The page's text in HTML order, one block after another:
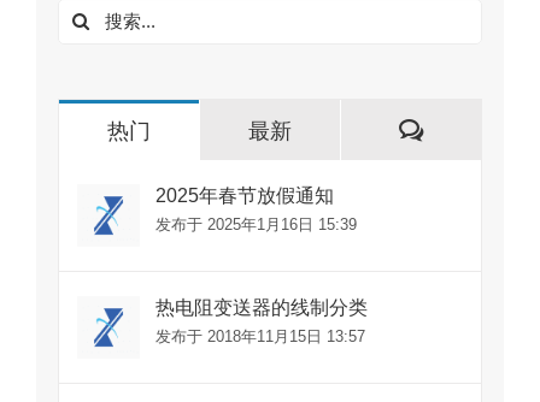
搜
热门 最新
评
2025年春节放假通知
发布于 2025年1月16日 15:39
热电阻变送器的线制分类
发布于 2018年11月15日 13:57